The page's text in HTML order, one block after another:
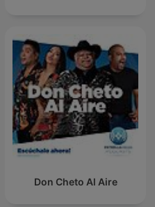
Don Cheto Al Aire